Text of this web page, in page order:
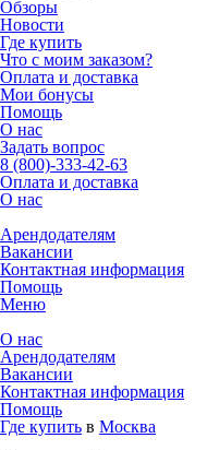
Обзоры
Новости
Где купить
Что с моим заказом?
Оплата и доставка
Мои бонусы
Помощь
О нас
Задать вопрос
8 (800)-333-42-63
Оплата и доставка
О нас
Арендодателям
Вакансии
Контактная информация
Помощь
Меню
О нас
Арендодателям
Вакансии
Контактная информация
Помощь
Где купить в Москва